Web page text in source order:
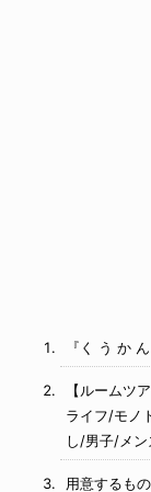
『く う か
【ルームツ
ライフ/モノ
し/男子/メン
用意するも